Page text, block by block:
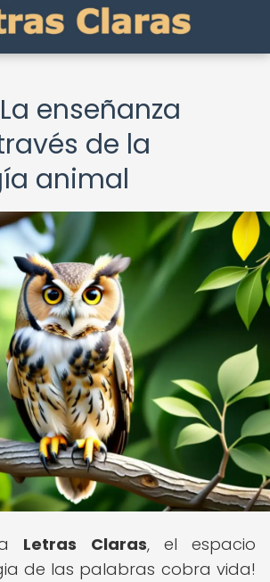
La enseñanza
de la
animal
Letras Claras, el espacio
de las palabras cobra vida!